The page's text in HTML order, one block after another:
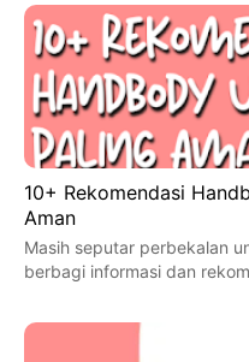
10+ Rekomendasi
Aman
Masih seputar perbekalan
berbagi informasi dan